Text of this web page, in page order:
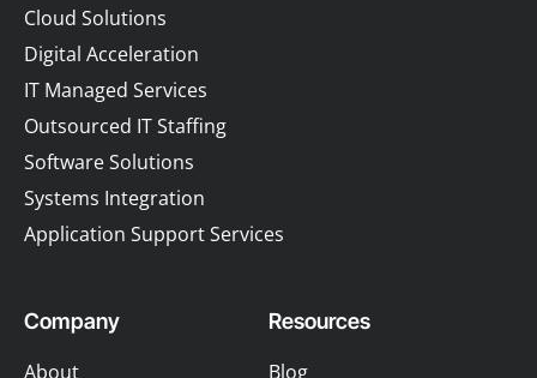
Cloud Solutions
Digital Acceleration
IT Managed Services
Outsourced IT Staffing
Software Solutions
Systems Integration
Application Support Services
Company
About
Resources
Blog